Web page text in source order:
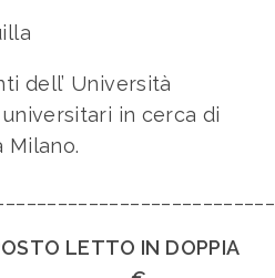
dell’ Università
in cerca di
LETTO IN DOPPIA